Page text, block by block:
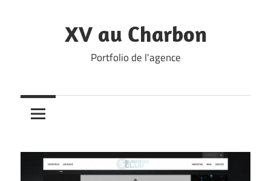
XV au Charbon
Portfolio de l'agence